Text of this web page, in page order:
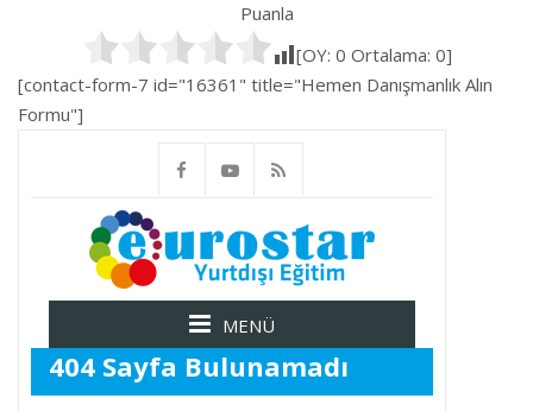
Puanla
[OY: 0 Ortalama: 0]
[contact-form-7 id="16361" title="Hemen Danışmanlık Alın
Formu"]